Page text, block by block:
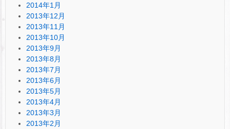
2014年1月
2013年12月
2013年11月
2013年10月
2013年9月
2013年8月
2013年7月
2013年6月
2013年5月
2013年4月
2013年3月
2013年2月